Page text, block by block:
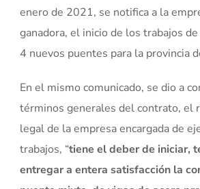
enero de 2021, se notifica a la
ganadora, el inicio de los trabajos
4 nuevos puentes para la provincia
En el mismo comunicado, se dio a
términos generales del contrato, el
legal de la empresa encargada de
trabajos, “tiene el deber de iniciar,
entregar a entera satisfacción la